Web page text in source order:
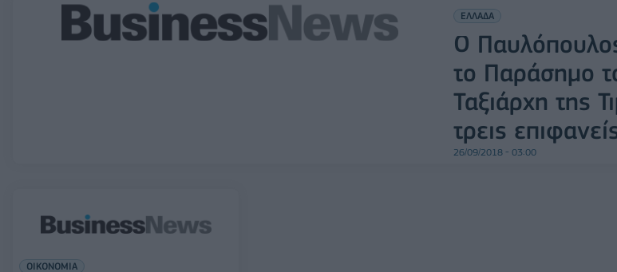
ΕΛΛΑΔΑ
Ο
το Παράσημο
Ταξιάρχη της
τρεις
26/09/2018 - 03:00
ΟΙΚΟΝΟΜΙΑ